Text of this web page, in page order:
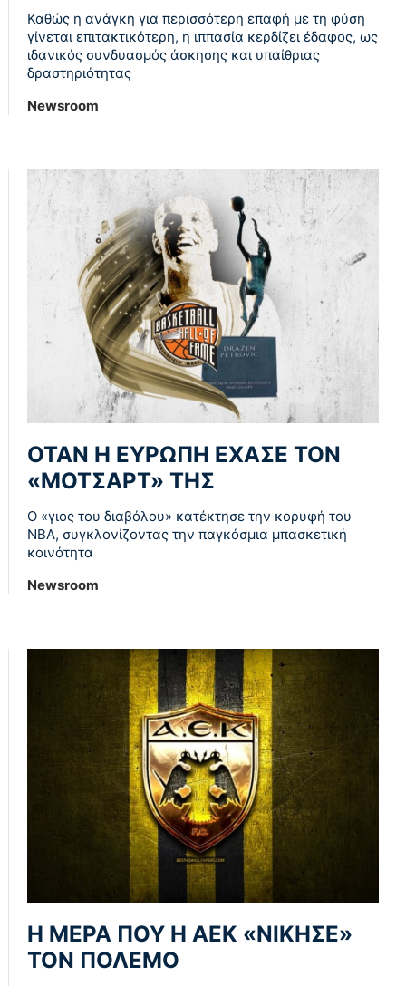
Καθώς η ανάγκη για περισσότερη επαφή με τη φύση
γίνεται επιτακτικότερη, η ιππασία κερδίζει έδαφος, ως
ιδανικός συνδυασμός άσκησης και υπαίθριας
δραστηριότητας
Newsroom
ΟΤΑΝ Η ΕΥΡΩΠΗ ΕΧΑΣΕ ΤΟΝ
«ΜΟΤΣΑΡΤ» ΤΗΣ
Ο «γιος του διαβόλου» κατέκτησε την κορυφή του
NBA, συγκλονίζοντας την παγκόσμια μπασκετική
κοινότητα
Newsroom
Η ΜΕΡΑ ΠΟΥ Η ΑΕΚ «ΝΙΚΗΣΕ»
ΤΟΝ ΠΟΛΕΜΟ